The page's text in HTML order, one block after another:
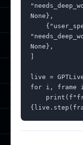
None},
None},
]
live =
for i, frame